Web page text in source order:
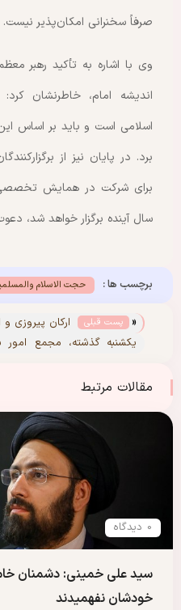
صرفاً سخنرانی امکان‌پذیر نیست.
وی با اشاره به تأکید رهبر
اندیشه امام، خاطرنشان کرد:
اسلامی است و باید بر اساس
برد. در پایان نیز از
برای شرکت در همایش تخصصی
سال آینده برگزار خواهد شد،
برچسب ها : حجت الاسلام
« پست قبلی
ارکان پیروزی و
یکشنبه گذشته، مجمع امور
به میزبانی وزارت کشور حضور
مقالات مرتبط
0 دیدگاه
سید علی خمینی: دشمنان
خودشان نفهمیدند